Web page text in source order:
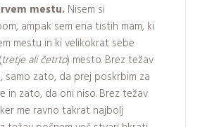
mestu. Nisem si
ampak sem ena tistih mam, ki
mestu in ki velikokrat sebe
tretje ali četrto) mesto. Brez težav
samo zato, da prej poskrbim za
in zato, da oni niso. Brez težav
me ravno takrat najbolj